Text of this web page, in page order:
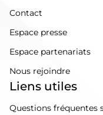
Contact
Espace presse
Espace partenariats
Nous rejoindre
Liens utiles
Questions fréquentes